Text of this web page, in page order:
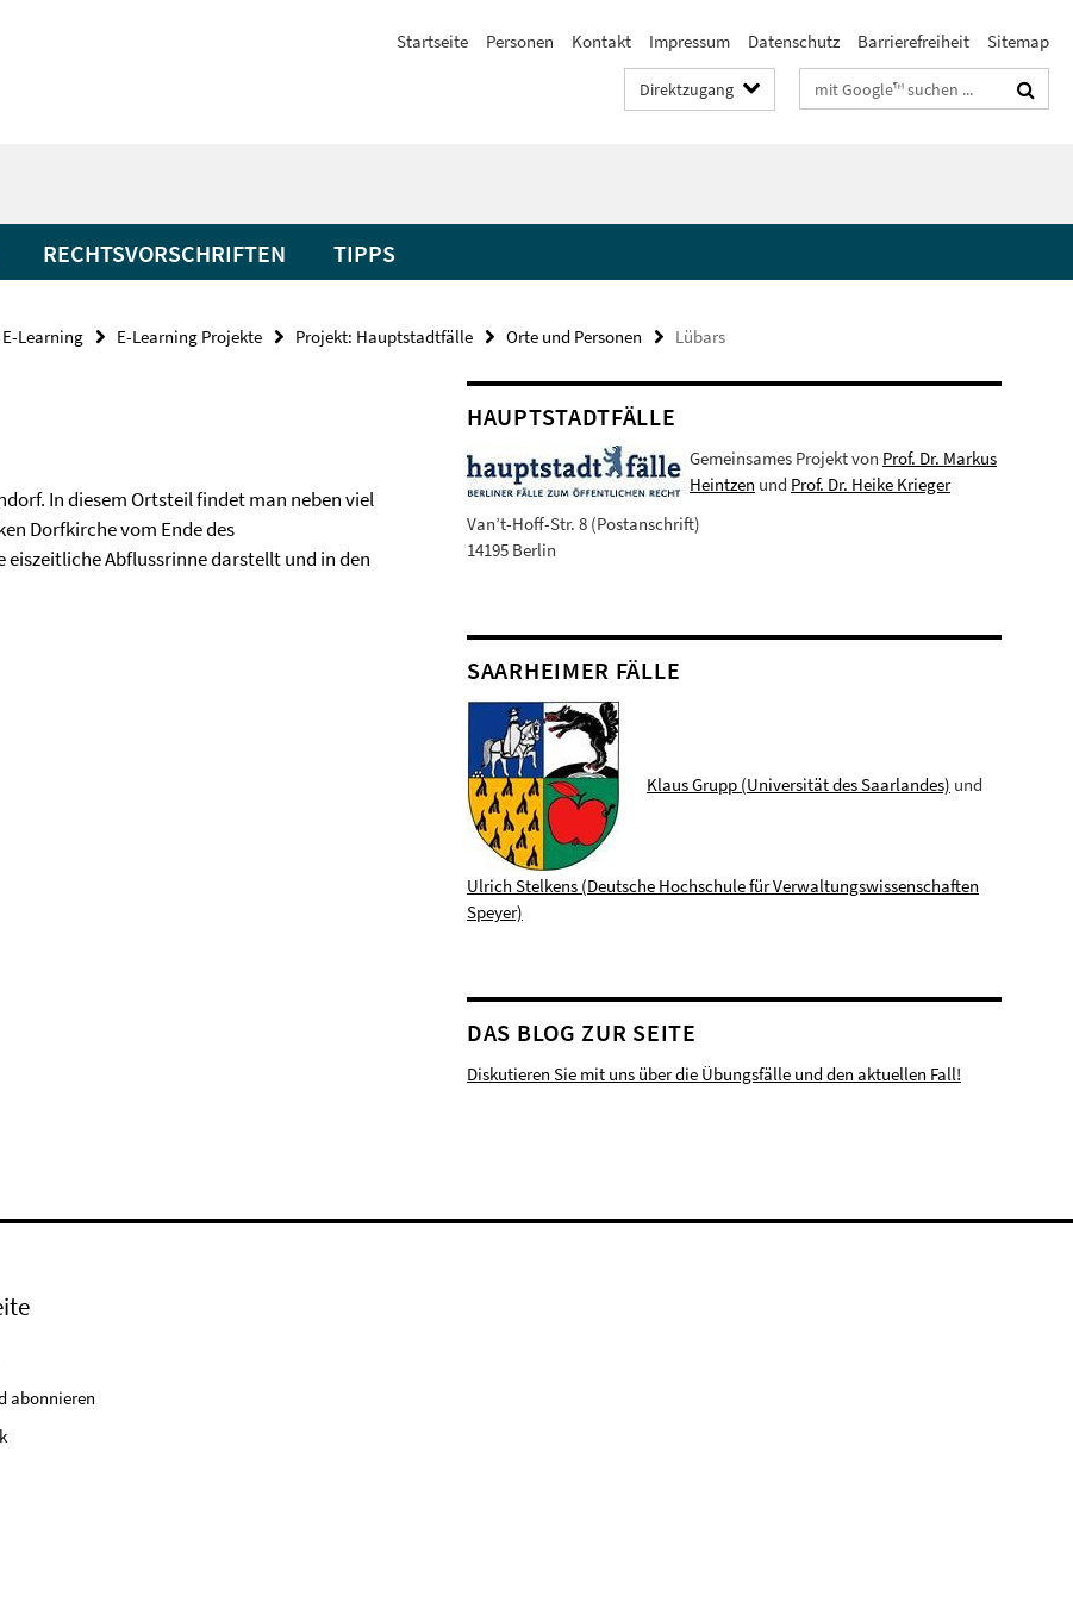
Startseite Personen Kontakt Impressum Datenschutz Barrierefreiheit Sitemap
Direktzugang Suchbegriffe
RECHTSVORSCHRIFTEN TIPPS
Learning E-Learning Projekte Projekt: Hauptstadtfälle Orte und Personen Lübars
In diesem Ortsteil findet man neben viel
Dorfkirche vom Ende des
eiszeitliche Abflussrinne darstellt und in den
HAUPTSTADTFÄLLE
Gemeinsames Projekt von Prof. Dr. Markus
Heintzen und Prof. Dr. Heike Krieger
Van’t-Hoff-Str. 8 (Postanschrift)
14195 Berlin
SAARHEIMER FÄLLE
Klaus Grupp (Universität des Saarlandes) und
Ulrich Stelkens (Deutsche Hochschule für Verwaltungswissenschaften
Speyer)
DAS BLOG ZUR SEITE
Diskutieren Sie mit uns über die Übungsfälle und den aktuellen Fall!
abonnieren